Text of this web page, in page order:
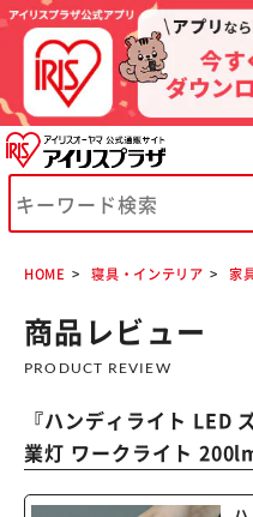
HOME 寝具・インテリア 家
商品レビュー
PRODUCT REVIEW
『ハンディライト LED
業灯 ワークライト